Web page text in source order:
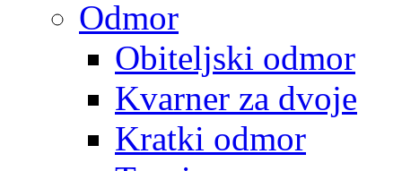
Odmor
Obiteljski odmor
Kvarner za dvoje
Kratki odmor